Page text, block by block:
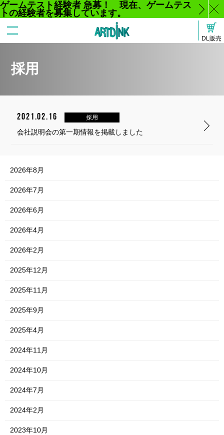
ゲームテスト経験者 急募！ 現在、ゲームテス
トの経験者を募集しています。
じ
る
DL販売
採用
2021.02.16 採用
会社説明会の第一期情報を掲載しました
2026年8月
2026年7月
2026年6月
2026年4月
2026年2月
2025年12月
2025年11月
2025年9月
2025年4月
2024年11月
2024年10月
2024年7月
2024年2月
2023年10月